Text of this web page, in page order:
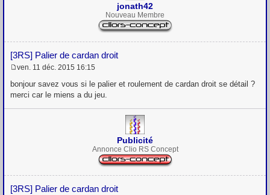
jonath42
Nouveau Membre
[3RS] Palier de cardan droit
e
s
a
ven. 11 déc. 2015 16:15
bonjour savez vous si le palier et roulement de cardan droit se détail ?
merci car le miens a du jeu.
Publicité
Annonce Clio RS Concept
[3RS] Palier de cardan droit